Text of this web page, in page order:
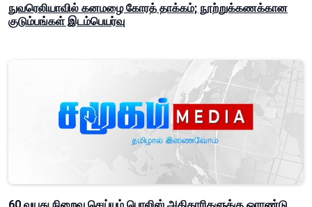
நுவரெலியாவில் கனமழை கோரத் தாக்கம்; நூற்றுக்கணக்கான
குடும்பங்கள் இடம்பெயர்வு